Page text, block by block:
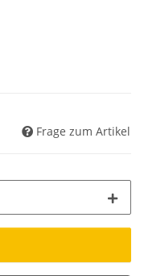
Frage zum Artikel